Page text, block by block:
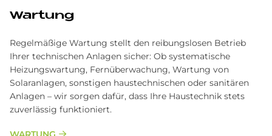
Wartung
Regelmäßige Wartung stellt den reibungslosen Betrieb
Ihrer technischen Anlagen sicher: Ob systematische
Heizungswartung, Fernüberwachung, Wartung von
Solaranlagen, sonstigen haustechnischen oder sanitären
Anlagen – wir sorgen dafür, dass Ihre Haustechnik stets
zuverlässig funktioniert.